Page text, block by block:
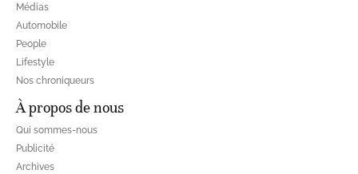
Médias
Automobile
People
Lifestyle
Nos chroniqueurs
À propos de nous
Qui sommes-nous
Publicité
Archives